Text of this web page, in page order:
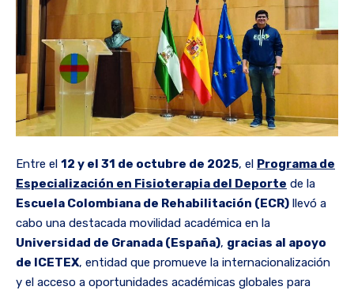
Entre el 12 y el 31 de octubre de 2025, el Programa de
Especialización en Fisioterapia del Deporte de la
Escuela Colombiana de Rehabilitación (ECR) llevó a
cabo una destacada movilidad académica en la
Universidad de Granada (España), gracias al apoyo
de ICETEX, entidad que promueve la internacionalización
y el acceso a oportunidades académicas globales para